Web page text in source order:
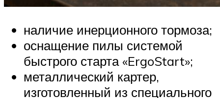
наличие инерционного тормоза;
оснащение пилы системой
быстрого старта «ErgoStart»;
металлический картер,
изготовленный из специального